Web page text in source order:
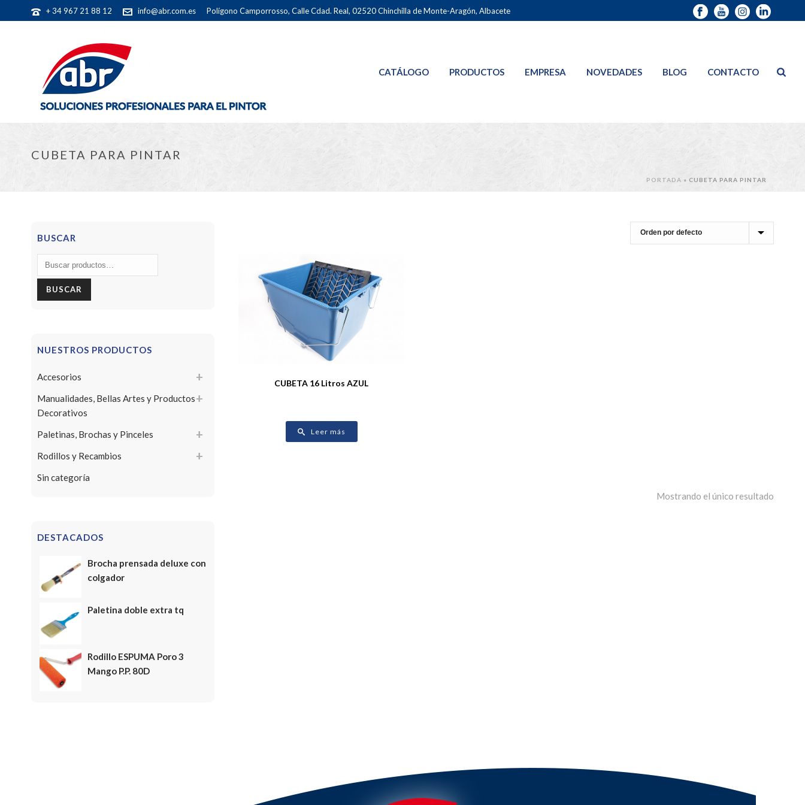
+ 34 967 21 88 12 info@abr.com.es Polígono Camporrosso, Calle Cdad. Real, 02520 Chinchilla de Monte-Aragón, Albacete
CATÁLOGO PRODUCTOS EMPRESA NOVEDADES BLOG CONTACTO
CUBETA PARA PINTAR
PORTADA » CUBETA PARA PINTAR
CUBETA 16 Litros AZUL
Leer más
Mostrando el único resultado
BUSCAR
Buscar
por:
BUSCAR
NUESTROS PRODUCTOS
Accesorios
Manualidades, Bellas Artes y Productos
Decorativos
Paletinas, Brochas y Pinceles
Rodillos y Recambios
Sin categoría
DESTACADOS
Brocha prensada deluxe con
colgador
Paletina doble extra tq
Rodillo ESPUMA Poro 3
Mango P.P. 80D